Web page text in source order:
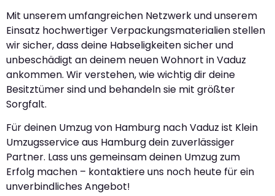
Mit unserem umfangreichen Netzwerk und unserem
Einsatz hochwertiger Verpackungsmaterialien stellen
wir sicher, dass deine Habseligkeiten sicher und
unbeschädigt an deinem neuen Wohnort in Vaduz
ankommen. Wir verstehen, wie wichtig dir deine
Besitztümer sind und behandeln sie mit größter
Sorgfalt.
Für deinen Umzug von Hamburg nach Vaduz ist Klein
Umzugsservice aus Hamburg dein zuverlässiger
Partner. Lass uns gemeinsam deinen Umzug zum
Erfolg machen – kontaktiere uns noch heute für ein
unverbindliches Angebot!